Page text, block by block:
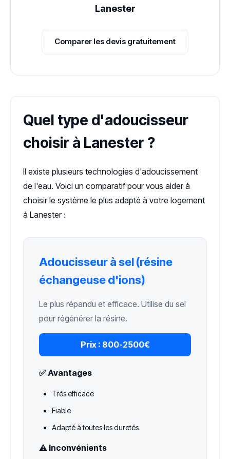
Lanester
Comparer les devis gratuitement
Quel type d'adoucisseur
choisir à Lanester ?
Il existe plusieurs technologies d'adoucissement
de l'eau. Voici un comparatif pour vous aider à
choisir le système le plus adapté à votre logement
à Lanester :
Adoucisseur à sel (résine
échangeuse d'ions)
Le plus répandu et efficace. Utilise du sel
pour régénérer la résine.
Prix : 800-2500€
✅ Avantages
Très efficace
Fiable
Adapté à toutes les duretés
⚠️ Inconvénients